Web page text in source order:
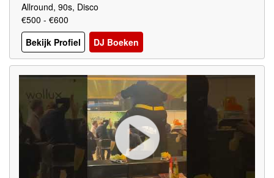
Allround, 90s, Disco
€500 - €600
Bekijk Profiel
DJ Boeken